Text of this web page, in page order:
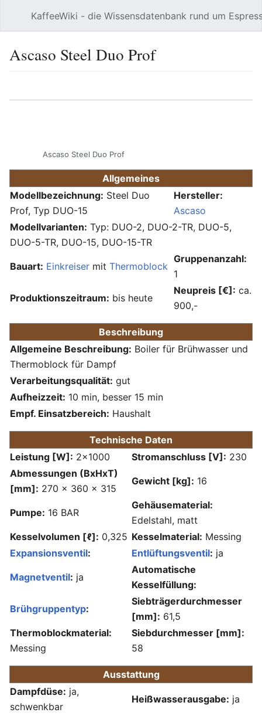
KaffeeWiki - die Wissensdatenbank rund um
Ascaso Steel Duo Prof
Ascaso Steel Duo Prof
Allgemeines
Modellbezeichnung: Steel Duo
Prof, Typ DUO-15
Hersteller:
Ascaso
Modellvarianten: Typ: DUO-2, DUO-2-TR, DUO-5,
DUO-5-TR, DUO-15, DUO-15-TR
Bauart: Einkreiser mit Thermoblock
Gruppenanzahl:
1
Produktionszeitraum: bis heute
Neupreis [€]: ca.
900,-
Beschreibung
Allgemeine Beschreibung: Boiler für Brühwasser und
Thermoblock für Dampf
Verarbeitungsqualität: gut
Aufheizzeit: 10 min, besser 15 min
Empf. Einsatzbereich: Haushalt
Technische Daten
Leistung [W]: 2x1000 Stromanschluss [V]: 230
Abmessungen (BxHxT)
[mm]: 270 x 360 x 315
Gewicht [kg]: 16
Pumpe: 16 BAR
Gehäusematerial:
Edelstahl, matt
Kesselvolumen [ℓ]: 0,325 Kesselmaterial: Messing
Expansionsventil: Entlüftungsventil: ja
Magnetventil: ja
Automatische
Kesselfüllung:
Brühgruppentyp:
Siebträgerdurchmesser
[mm]: 61,5
Thermoblockmaterial:
Messing
Siebdurchmesser [mm]:
58
Ausstattung
Dampfdüse: ja,
schwenkbar
Heißwasserausgabe: ja